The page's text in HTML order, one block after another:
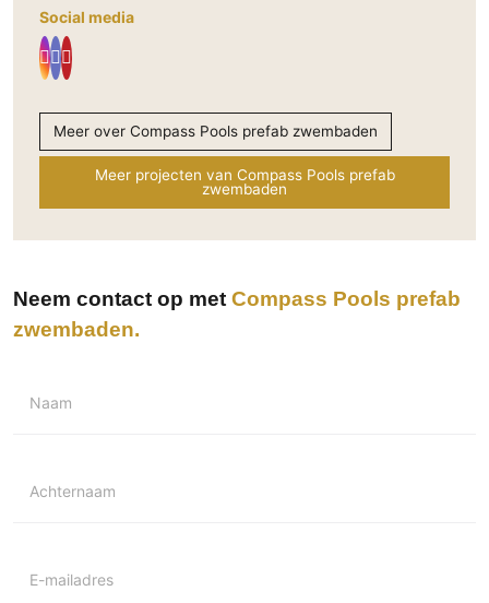
Social media
Meer over Compass Pools prefab zwembaden
Meer projecten van Compass Pools prefab
zwembaden
Neem contact op met Compass Pools prefab
zwembaden
Naam
Achternaam
E-mailadres